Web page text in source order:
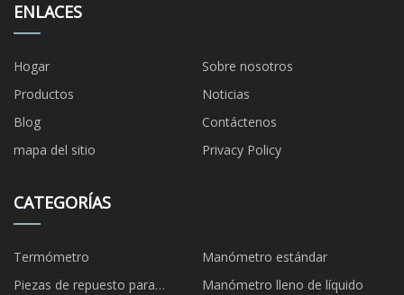
ENLACES
Hogar
Sobre nosotros
Productos
Noticias
Blog
Contáctenos
mapa del sitio
Privacy Policy
CATEGORÍAS
Termómetro
Manómetro estándar
Piezas de repuesto para
Manómetro lleno de líquido